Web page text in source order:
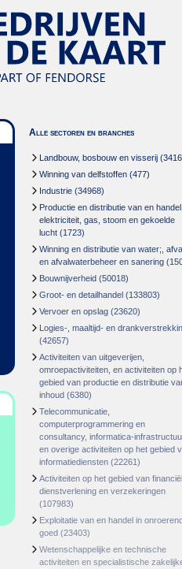
Alle sectoren en branches
Landbouw, bosbouw en visserij
Winning van delfstoffen (477)
Industrie (34968)
Productie en distributie van en
elektriciteit, gas, stoom en gekoelde
lucht (1723)
Winning en distributie van water;,
en afvalwaterbeheer en sanering
Bouwnijverheid (50018)
Groot- en detailhandel (133803)
Vervoer en opslag (23620)
Logies-, maaltijd- en
(42657)
Activiteiten van uitgeverijen,
omroepactiviteiten, en activiteiten op
gebied van productie en distributie
inhoud (6380)
Telecommunicatie,
computerprogrammering en
consultancy, informatica-
en overige activiteiten op het gebied
informatiediensten (22261)
Activiteiten op het gebied van
dienstverlening en verzekeringen
(107983)
Exploitatie van en handel in
goed (23403)
Wetenschappelijke en technische
activiteiten en specialistische